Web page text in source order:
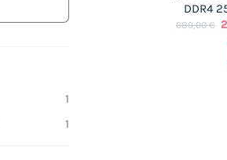
1
1
DDR4
689,00€